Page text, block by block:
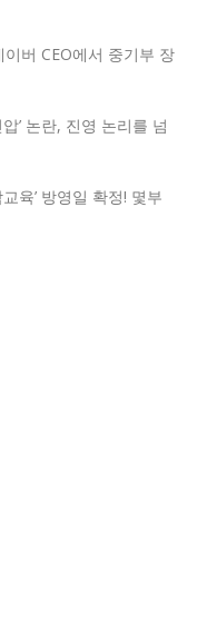
버 CEO에서 중기부 장
’ 논란, 진영 논리를 넘
육’ 방영일 확정! 몇부